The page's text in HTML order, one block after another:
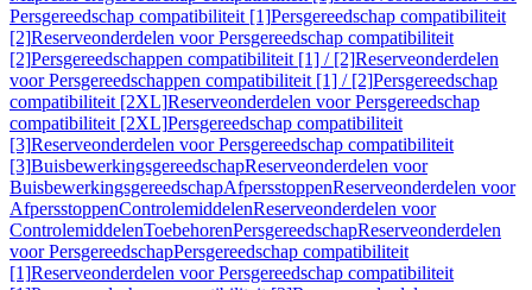
Persgereedschap compatibiliteit [1]Persgereedschap compatibiliteit
[2]Reserveonderdelen voor Persgereedschap compatibiliteit
[2]Persgereedschappen compatibiliteit [1] / [2]Reserveonderdelen
voor Persgereedschappen compatibiliteit [1] / [2]Persgereedschap
compatibiliteit [2XL]Reserveonderdelen voor Persgereedschap
compatibiliteit [2XL]Persgereedschap compatibiliteit
[3]Reserveonderdelen voor Persgereedschap compatibiliteit
[3]BuisbewerkingsgereedschapReserveonderdelen voor
BuisbewerkingsgereedschapAfpersstoppenReserveonderdelen voor
AfpersstoppenControlemiddelenReserveonderdelen voor
ControlemiddelenToebehorenPersgereedschapReserveonderdelen
voor PersgereedschapPersgereedschap compatibiliteit
[1]Reserveonderdelen voor Persgereedschap compatibiliteit